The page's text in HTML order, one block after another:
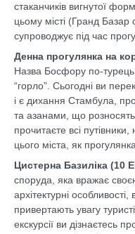
стаканчиків вигнутої
цьому місті (Гранд Базар
супроводжує під час
Денна прогулянка на
Назва Босфору по-
“горло”. Сьогодні ви
і є дихання Стамбула,
та азанами, що
прочитаєте всі
цього міста, як
Цистерна Базиліка (10
споруда, яка вражає
архітектурні
привертають увагу
екскурсії ви дізнаєтесь